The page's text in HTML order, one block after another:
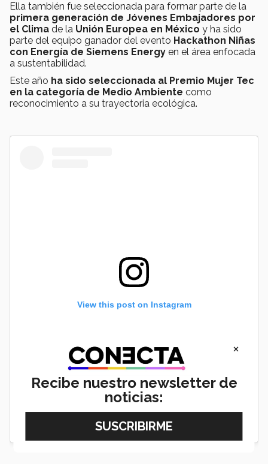
Ella también fue seleccionada para formar parte de la
primera generación de Jóvenes Embajadores por
el Clima de la Unión Europea en México y ha sido
parte del equipo ganador del evento Hackathon Niñas
con Energía de Siemens Energy en el área enfocada
a sustentabilidad.
Este año ha sido seleccionada al Premio Mujer Tec
en la categoría de Medio Ambiente como
reconocimiento a su trayectoria ecológica.
View this post on Instagram
×
Recibe nuestro newsletter de
noticias: